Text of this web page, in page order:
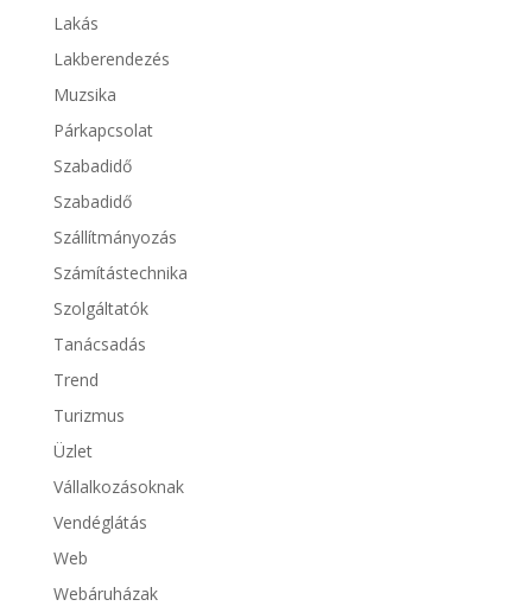
Lakás
Lakberendezés
Muzsika
Párkapcsolat
Szabadidő
Szabadidő
Szállítmányozás
Számítástechnika
Szolgáltatók
Tanácsadás
Trend
Turizmus
Üzlet
Vállalkozásoknak
Vendéglátás
Web
Webáruházak